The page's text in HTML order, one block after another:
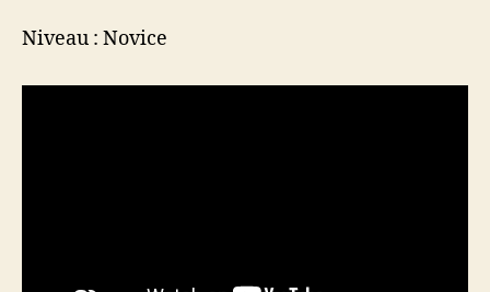
Niveau : Novice